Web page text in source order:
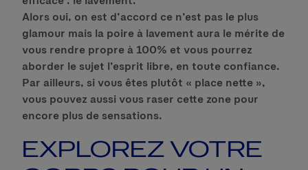
Alors oui, on est d’accord ce n’est pas le plus
glamour mais la poire à lavement aura le mérite de
vous rendre propre à 100% et vous pourrez
aborder le sujet l’esprit libre, en toute confiance.
Par ailleurs, si vous êtes plutôt « place nette »,
vous pouvez aussi vous raser cette zone pour
encore plus de sensations.
EXPLOREZ VOTRE